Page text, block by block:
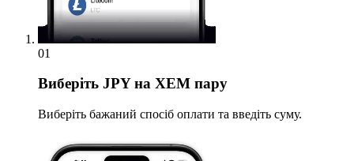
01
Виберіть JPY на XEM пару
Виберіть бажаний спосіб оплати та введіть суму.